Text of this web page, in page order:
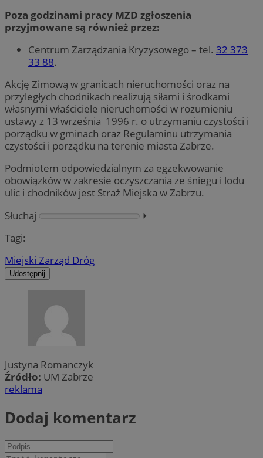
Poza godzinami pracy MZD zgłoszenia
przyjmowane są również przez:
Centrum Zarządzania Kryzysowego – tel. 32 373
33 88.
Akcję Zimową w granicach nieruchomości oraz na
przyległych chodnikach realizują siłami i środkami
własnymi właściciele nieruchomości w rozumieniu
ustawy z 13 września 1996 r. o utrzymaniu czystości i
porządku w gminach oraz Regulaminu utrzymania
czystości i porządku na terenie miasta Zabrze.
Podmiotem odpowiedzialnym za egzekwowanie
obowiązków w zakresie oczyszczania ze śniegu i lodu
ulic i chodników jest Straż Miejska w Zabrzu.
Słuchaj
⏵︎
Tagi:
Miejski Zarząd Dróg
Udostępnij
Justyna Romanczyk
Źródło: UM Zabrze
reklama
Dodaj komentarz